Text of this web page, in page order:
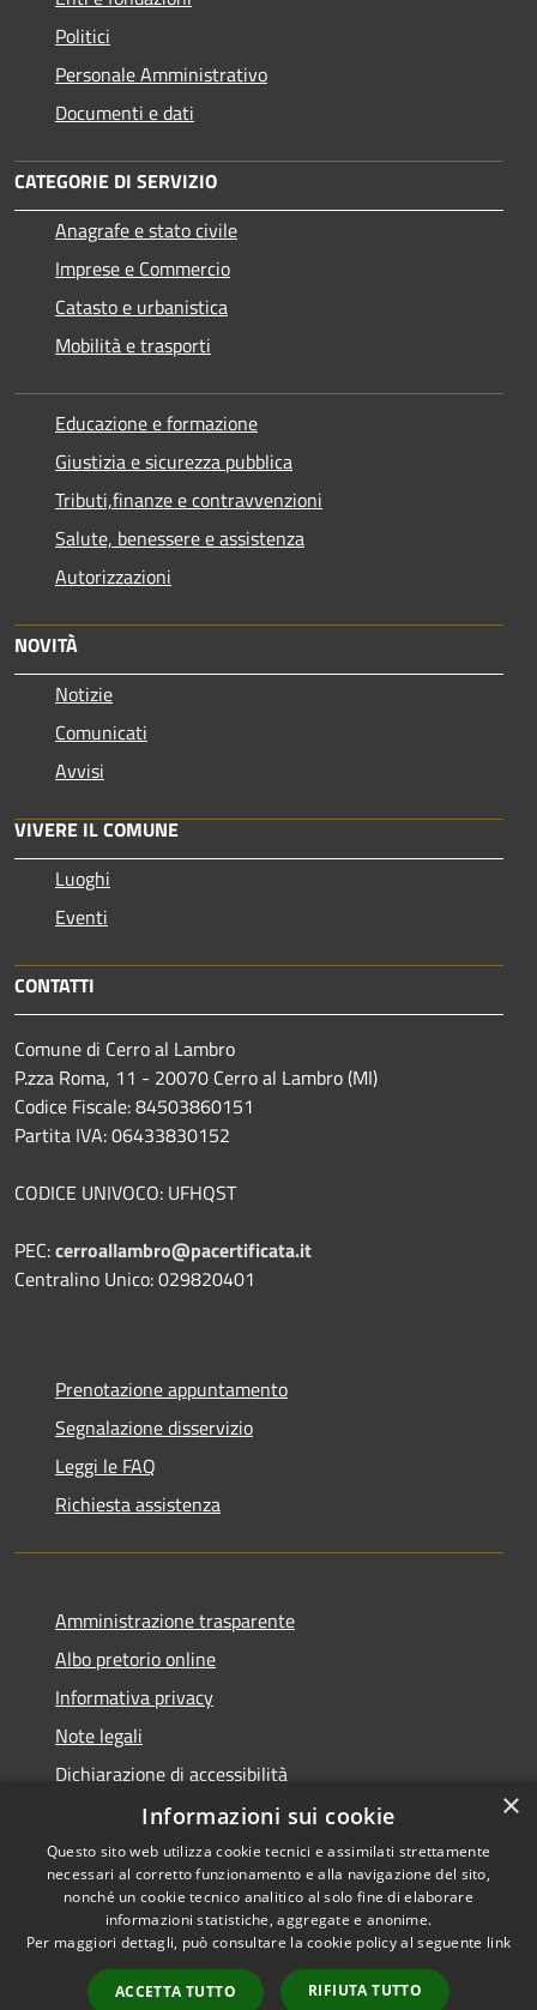
Politici
Personale Amministrativo
Documenti e dati
CATEGORIE DI SERVIZIO
Anagrafe e stato civile
Imprese e Commercio
Catasto e urbanistica
Mobilità e trasporti
Educazione e formazione
Giustizia e sicurezza pubblica
Tributi,finanze e contravvenzioni
Salute, benessere e assistenza
Autorizzazioni
NOVITÀ
Notizie
Comunicati
Avvisi
VIVERE IL COMUNE
Luoghi
Eventi
CONTATTI
Comune di Cerro al Lambro
P.zza Roma, 11 - 20070 Cerro al Lambro (MI)
Codice Fiscale: 84503860151
Partita IVA: 06433830152
CODICE UNIVOCO: UFHQST
PEC:cerroallambro@pacertificata.it
Centralino Unico: 029820401
Prenotazione appuntamento
Segnalazione disservizio
Leggi le FAQ
Richiesta assistenza
Amministrazione trasparente
Albo pretorio online
Informativa privacy
Note legali
Dichiarazione di accessibilità
Accessibilità
Privacy
Copyright © 2026 • Comune di
Cerro al Lambro • Powered by
Municipium•Accesso
redazione
×
Informazioni sui cookie
Questo sito web utilizza cookie tecnici e assimilati strettamente
necessari al corretto funzionamento e alla navigazione del sito,
nonché un cookie tecnico analitico al solo fine di elaborare
informazioni statistiche, aggregate e anonime.
Per maggiori dettagli, può consultare la cookie policy al seguente link
ACCETTA TUTTO RIFIUTA TUTTO